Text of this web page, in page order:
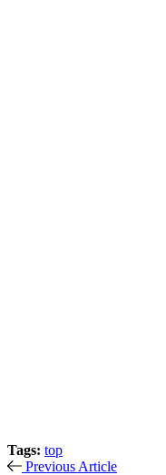
Tags: top
Previous Article